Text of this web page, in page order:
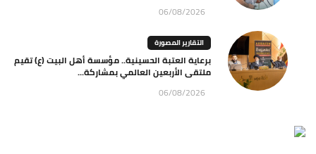
06/08/2026
التقارير المصورة
برعاية العتبة الحسينية.. مؤسسة أهل البيت (ع) تقيم
ملتقى الأربعين العالمي بمشاركة...
06/08/2026